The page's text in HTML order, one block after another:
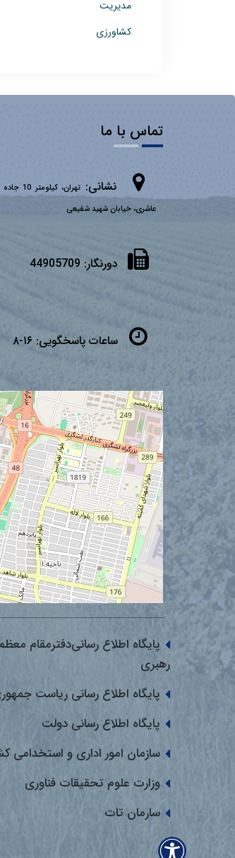
مدیریت
کشاورزی
تماس با ما
نشانی:
تهران،
عاشری، خیابان شهید شفیعی
دورنگار: 44905709
ساعات پاسخگویی: ۱۶-۸
پایگاه اطلاع رسانی‌دفترمقام
رهبری
پایگاه اطلاع رسانی ریاست
پایگاه اطلاع رسانی دولت
سازمان امور اداری و استخدامی
وزارت علوم تحقیقات فناوری
سارمان تات